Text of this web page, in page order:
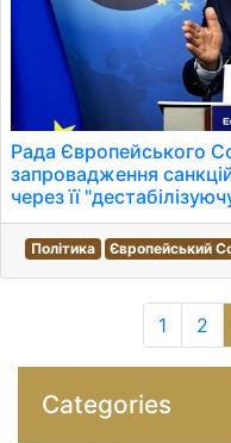
Рада Європейського
запровадження
через її
Політика Європейський
1 2
Categories